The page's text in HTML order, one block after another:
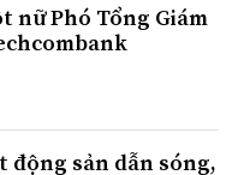
nữ Phó Tổng Giám
động sản dẫn sóng,